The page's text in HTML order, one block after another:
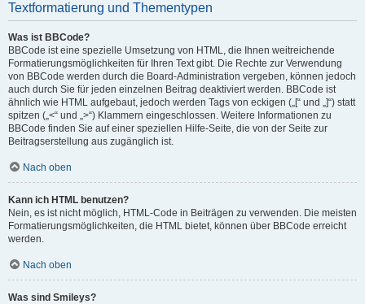
Textformatierung und Thementypen
Was ist BBCode?
BBCode ist eine spezielle Umsetzung von HTML, die Ihnen weitreichende
Formatierungsmöglichkeiten für Ihren Text gibt. Die Rechte zur Verwendung
von BBCode werden durch die Board-Administration vergeben, können jedoch
auch durch Sie für jeden einzelnen Beitrag deaktiviert werden. BBCode ist
ähnlich wie HTML aufgebaut, jedoch werden Tags von eckigen („[“ und „]“) statt
spitzen („<“ und „>“) Klammern eingeschlossen. Weitere Informationen zu
BBCode finden Sie auf einer speziellen Hilfe-Seite, die von der Seite zur
Beitragserstellung aus zugänglich ist.
Nach oben
Kann ich HTML benutzen?
Nein, es ist nicht möglich, HTML-Code in Beiträgen zu verwenden. Die meisten
Formatierungsmöglichkeiten, die HTML bietet, können über BBCode erreicht
werden.
Nach oben
Was sind Smileys?